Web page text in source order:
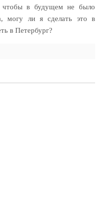
чтобы в будущем не было
могу ли я сделать это в
в Петербург?